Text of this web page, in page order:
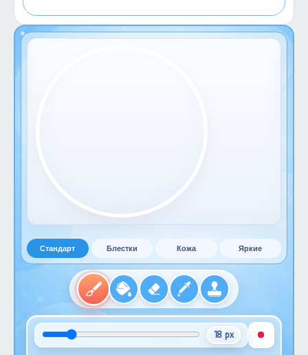
Стандарт Блестки Кожа Яркие
18 px